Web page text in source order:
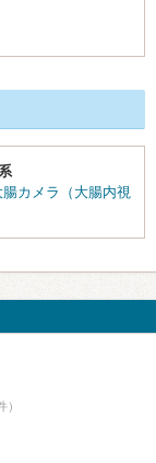
腸カメラ（大腸内視